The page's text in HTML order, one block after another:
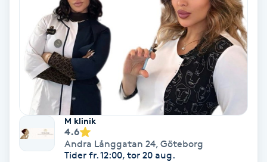
NBE-massage
Ny frisyr
Olaplex
Olaplexbehandling
Ombre
M klinik
4.6
Andra Långgatan 24, Göteborg
Tider fr. 12:00, tor 20 aug.